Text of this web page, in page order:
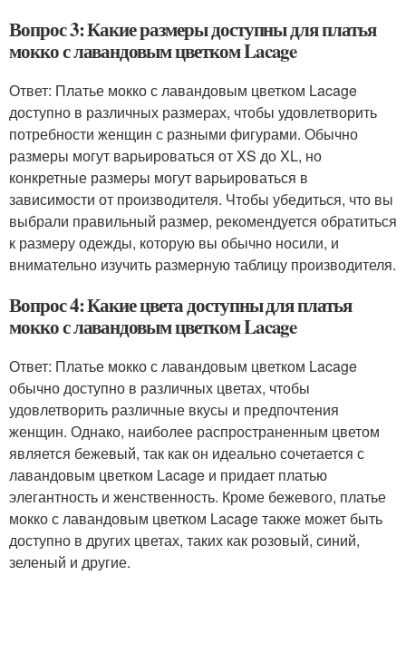
Вопрос 3: Какие размеры доступны для платья
мокко с лавандовым цветком Lacage
Ответ: Платье мокко с лавандовым цветком Lacage
доступно в различных размерах, чтобы удовлетворить
потребности женщин с разными фигурами. Обычно
размеры могут варьироваться от XS до XL, но
конкретные размеры могут варьироваться в
зависимости от производителя. Чтобы убедиться, что вы
выбрали правильный размер, рекомендуется обратиться
к размеру одежды, которую вы обычно носили, и
внимательно изучить размерную таблицу производителя.
Вопрос 4: Какие цвета доступны для платья
мокко с лавандовым цветком Lacage
Ответ: Платье мокко с лавандовым цветком Lacage
обычно доступно в различных цветах, чтобы
удовлетворить различные вкусы и предпочтения
женщин. Однако, наиболее распространенным цветом
является бежевый, так как он идеально сочетается с
лавандовым цветком Lacage и придает платью
элегантность и женственность. Кроме бежевого, платье
мокко с лавандовым цветком Lacage также может быть
доступно в других цветах, таких как розовый, синий,
зеленый и другие.